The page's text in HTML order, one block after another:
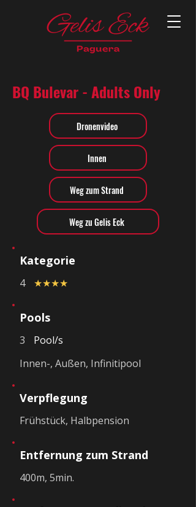
BQ Bulevar - Adults Only
Dronenvideo
Innen
Weg zum Strand
Weg zu Gelis Eck
Kategorie
4 ★★★★
Pools
3
Pool/s
Innen-, Außen, Infinitipool
Verpflegung
Frühstück, Halbpension
Entfernung zum Strand
400m, 5min.